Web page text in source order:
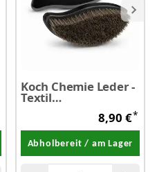
Koch Chemie Leder -
Textil
8,90 €*
Abholbereit / am Lager